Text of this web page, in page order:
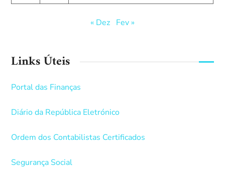
« Dez Fev »
Links Úteis
Portal das Finanças
Diário da República Eletrónico
Ordem dos Contabilistas Certificados
Segurança Social